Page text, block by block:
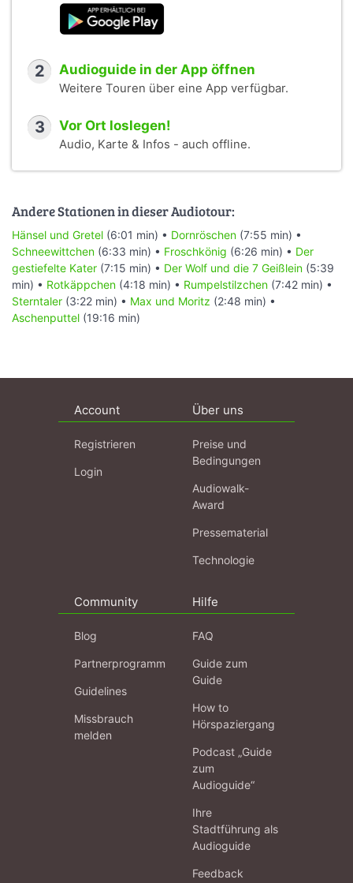
2 Audioguide in der App öffnen
Weitere Touren über eine App verfügbar.
3 Vor Ort loslegen!
Audio, Karte & Infos - auch offline.
Andere Stationen in dieser Audiotour:
Hänsel und Gretel (6:01 min) • Dornröschen (7:55 min) •
Schneewittchen (6:33 min) • Froschkönig (6:26 min) • Der
gestiefelte Kater (7:15 min) • Der Wolf und die 7 Geißlein (5:39
min) • Rotkäppchen (4:18 min) • Rumpelstilzchen (7:42 min) •
Sterntaler (3:22 min) • Max und Moritz (2:48 min) •
Aschenputtel (19:16 min)
Account
Registrieren
Login
Über uns
Preise und
Bedingungen
Audiowalk-
Award
Pressematerial
Technologie
Community
Blog
Partnerprogramm
Guidelines
Missbrauch
melden
Hilfe
FAQ
Guide zum
Guide
How to
Hörspaziergang
Podcast „Guide
zum
Audioguide“
Ihre
Stadtführung als
Audioguide
Feedback